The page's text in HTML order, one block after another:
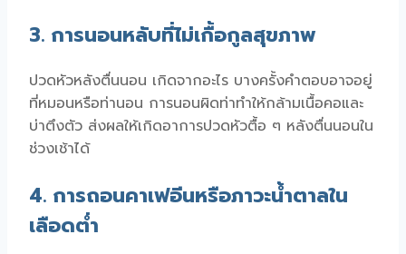
3. การนอนหลับที่ไม่เกื้อกูลสุขภาพ
ปวดหัวหลังตื่นนอน เกิดจากอะไร บางครั้งคำตอบอาจอยู่
ที่หมอนหรือท่านอน การนอนผิดท่าทำให้กล้ามเนื้อคอและ
บ่าตึงตัว ส่งผลให้เกิดอาการปวดหัวตื้อ ๆ หลังตื่นนอนใน
ช่วงเช้าได้
4. การถอนคาเฟอีนหรือภาวะน้ำตาลใน
เลือดต่ำ